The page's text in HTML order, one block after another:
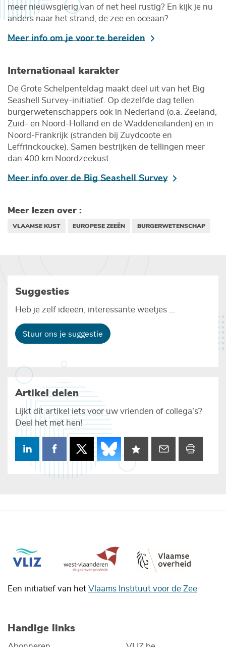
meer nieuwsgierig van of net heel rustig? En kijk je nu
anders naar het strand, de zee en oceaan?
Meer info om je voor te bereiden
Internationaal karakter
De Grote Schelpenteldag maakt deel uit van het Big
Seashell Survey-initiatief. Op dezelfde dag tellen
burgerwetenschappers ook in Nederland (o.a. Zeeland,
Zuid- en Noord-Holland en de Waddeneilanden) en in
Noord-Frankrijk (stranden bij Zuydcoote en
Leffrinckoucke). Samen bestrijken de tellingen meer
dan 400 km Noordzeekust.
Meer info over de Big Seashell Survey
Meer lezen over :
VLAAMSE KUST EUROPESE ZEEËN BURGERWETENSCHAP
Suggesties
Heb je zelf ideeën, interessante weetjes ...
Stuur ons je suggestie
Artikel delen
Lijkt dit artikel iets voor uw vrienden of collega’s?
Deel het met hen!
Een initiatief van het Vlaams Instituut voor de Zee
Handige links